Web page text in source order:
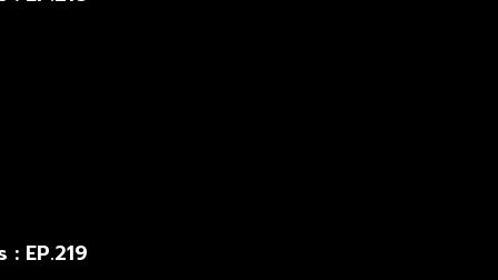
: EP.219